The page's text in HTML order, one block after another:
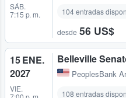
SÁB.
7:15 p. m.
104 entradas
desde 56 US$
15 ENE.
2027
VIE.
Belleville
PeoplesBank
108 entradas